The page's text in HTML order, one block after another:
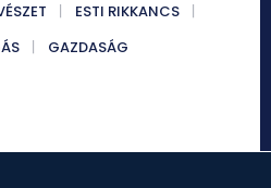
ESTI RIKKANCS
GAZDASÁG